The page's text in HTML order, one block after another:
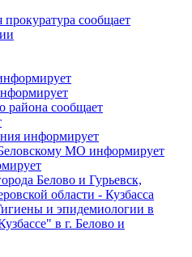
прокуратура сообщает
района сообщает
информирует
МО информирует
Белово и Гурьевск,
области - Кузбасса
и эпидемиологии в
в г. Белово и